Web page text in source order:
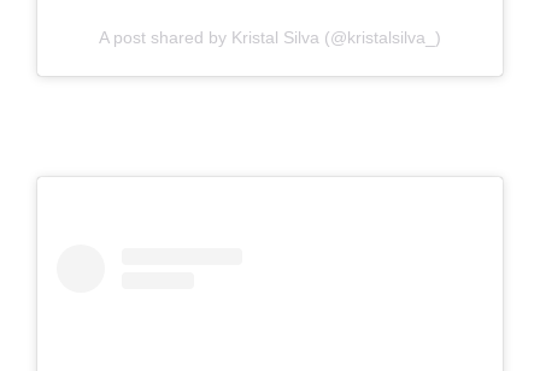
A post shared by Kristal Silva (@kristalsilva_)